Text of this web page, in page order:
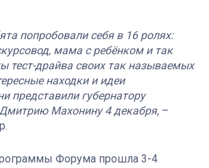
попробовали себя в 16 ролях:
мама с ребёнком и так
тест-драйва своих так называемых
находки и идеи
представили губернатору
Махонину 4 декабря, –
Форума прошла 3-4